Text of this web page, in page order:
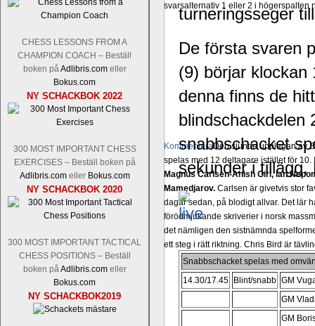
CHESS LESSONS FROM A
CHAMPION COACH – Beställ
boken påAdlibris.comeller
Bokus.com
NY SCHACKBOK 2022
300 MOST IMPORTANT CHESS
EXERCISES – Beställ boken på
Adlibris.comeller Bokus.com
NY SCHACKBOK 2020
300 MOST IMPORTANT TACTICAL
CHESS POSITIONS – Beställ
boken påAdlibris.comeller
Bokus.com
NY SCHACKBOK2019
svarsalternativ 1 eller 2 i högerspalten
KommenteraDen sjunde upplagan av
spelas med 12 deltagare istället för
Magnus Carlsen-Anish Giri, Ian
Mamedjarov. Carlsen är givetvis stor
dagar sedan, på blodigt allvar. Det lär
förödmjukande skriverier i norsk
det nämligen den sistnämnda
ett steg i rätt riktning. Chris Bird är
turneringsseger
De första svaren
(9) börjar klockan
denna finns de
blindschackdelen
snabbschacket
sekunder i tillägg.
Snabbschacket spelas med
14.30/17.45
Blint/snabb GM
GM
GM